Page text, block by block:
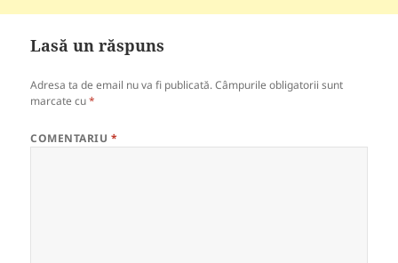
Lasă un răspuns
Adresa ta de email nu va fi publicată. Câmpurile obligatorii sunt
marcate cu*
COMENTARIU *